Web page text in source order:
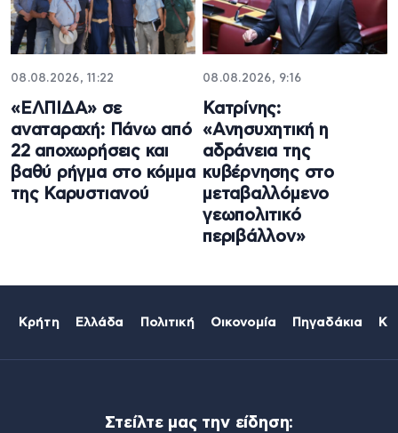
08.08.2026, 11:22
«ΕΛΠΙΔΑ» σε
αναταραχή: Πάνω από
22 αποχωρήσεις και
βαθύ ρήγμα στο κόμμα
της Καρυστιανού
08.08.2026, 9:16
Κατρίνης:
«Ανησυχητική η
αδράνεια της
κυβέρνησης στο
μεταβαλλόμενο
γεωπολιτικό
περιβάλλον»
Κρήτη Ελλάδα Πολιτική Οικονομία Πηγαδάκια
Στείλτε μας την είδηση: